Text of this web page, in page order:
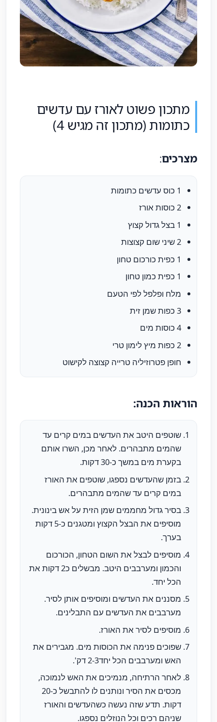
מתכון פשוט לאורז עם עדשים
כתומות (מתכון זה מגיש 4)
מצרכים:
1 כוס עדשים כתומות
2 כוסות אורז
1 בצל גדול קצוץ
2 שיני שום קצוצות
1 כפית כורכום טחון
1 כפית כמון טחון
מלח ופלפל לפי הטעם
3 כפות שמן זית
4 כוסות מים
2 כפות מיץ לימון טרי
חופן פטרוזיליה טרייה קצוצה לקישוט
הוראות הכנה:
שוטפים היטב את העדשים במים קרים עד
שהמים מתבהרים. לאחר מכן, השרו אותם
בקערת מים במשך כ-30 דקות.
בזמן שהעדשים נספגו, שוטפים את האורז
במים קרים עד שהמים מתבהרים.
בסיר גדול מחממים שמן הזית על אש בינונית.
מוסיפים את הבצל הקצוץ ומטגנים כ-5 דקות
בערך.
מוסיפים לבצל את השום הטחון, הכורכום
והכמון ומערבבים היטב. מבשלים כ2 דקות את
הכל יחד.
מסננים את העדשים ומוסיפים אותן לסיר.
מערבבים את העדשים עם התבלינים.
מוסיפים לסיר את האורז.
שפוכים פנימה את הכוסות מים. מגבירים את
האש ומערבבים הכל יחד2-3 דק'.
לאחר הרתיחה, מנמיכים את האש לנמוכה,
מכסים את הסיר ונותנים לו להתבשל כ-20
דקות. תדע שזה נעשה כשהעדשים והאורז
שניהם רכים וכל הנוזלים נספגו.